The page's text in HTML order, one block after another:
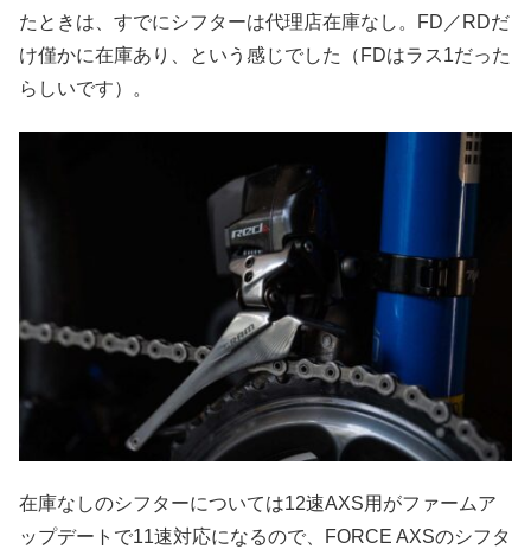
たときは、すでにシフターは代理店在庫なし。FD／RDだ
け僅かに在庫あり、という感じでした（FDはラス1だった
らしいです）。
在庫なしのシフターについては12速AXS用がファームア
ップデートで11速対応になるので、FORCE AXSのシフタ